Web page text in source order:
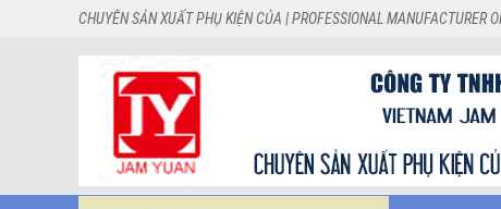
CHUYÊN SẢN XUẤT PHỤ KIỆN CỦA | PROFESSIONAL MANUFACTURER